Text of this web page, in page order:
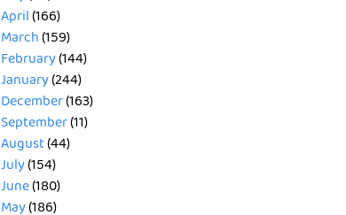
April(166)
March(159)
February(144)
January(244)
December(163)
September(11)
August(44)
July(154)
June(180)
May(186)